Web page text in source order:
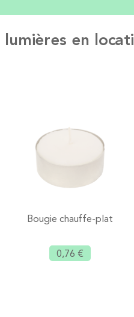
lumières en
Bougie chauffe-plat
0,76 €